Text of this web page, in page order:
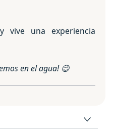
y vive una experiencia
en el agua! 😉